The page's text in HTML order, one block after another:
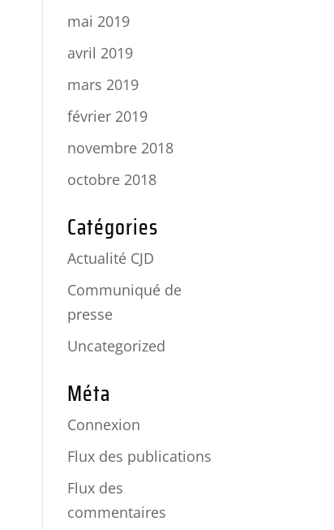
mai 2019
avril 2019
mars 2019
février 2019
novembre 2018
octobre 2018
Catégories
Actualité CJD
Communiqué de
presse
Uncategorized
Méta
Connexion
Flux des publications
Flux des
commentaires